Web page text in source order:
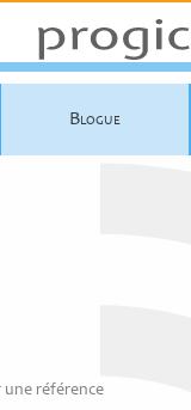
Blogue
une référence